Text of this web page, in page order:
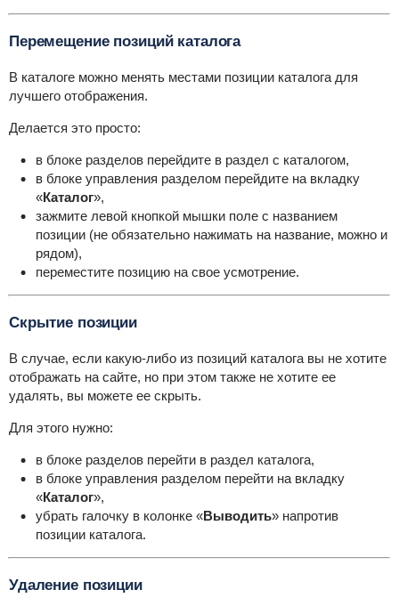
Перемещение позиций каталога
В каталоге можно менять местами позиции каталога для
лучшего отображения.
Делается это просто:
в блоке разделов перейдите в раздел с каталогом,
в блоке управления разделом перейдите на вкладку
«Каталог»,
зажмите левой кнопкой мышки поле с названием
позиции (не обязательно нажимать на название, можно и
рядом),
переместите позицию на свое усмотрение.
Скрытие позиции
В случае, если какую-либо из позиций каталога вы не хотите
отображать на сайте, но при этом также не хотите ее
удалять, вы можете ее скрыть.
Для этого нужно:
в блоке разделов перейти в раздел каталога,
в блоке управления разделом перейти на вкладку
«Каталог»,
убрать галочку в колонке «Выводить» напротив
позиции каталога.
Удаление позиции